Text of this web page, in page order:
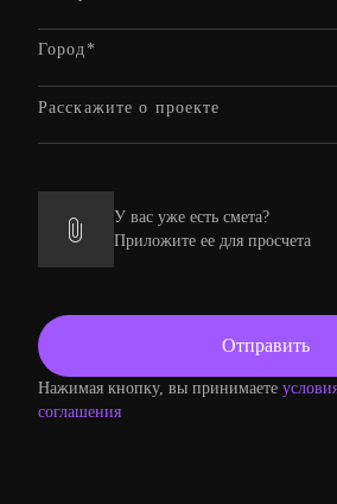
У вас уже есть смета?
Приложите ее для просчета
Нажимая кнопку, вы принимаете
соглашения